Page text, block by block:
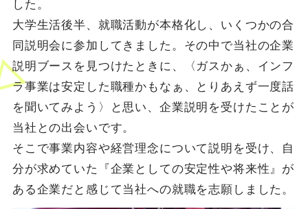
した。
大学生活後半、就職活動が本格化し、いくつかの合
同説明会に参加してきました。その中で当社の企業
説明ブースを見つけたときに、〈ガスかぁ、インフ
ラ事業は安定した職種かもなぁ、とりあえず一度話
を聞いてみよう〉と思い、企業説明を受けたことが
当社との出会いです。
そこで事業内容や経営理念について説明を受け、自
分が求めていた『企業としての安定性や将来性』が
ある企業だと感じて当社への就職を志願しました。